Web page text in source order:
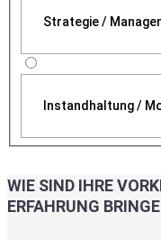
Strategie /
Instandhaltung /
WIE SIND IHRE
ERFAHRUNG